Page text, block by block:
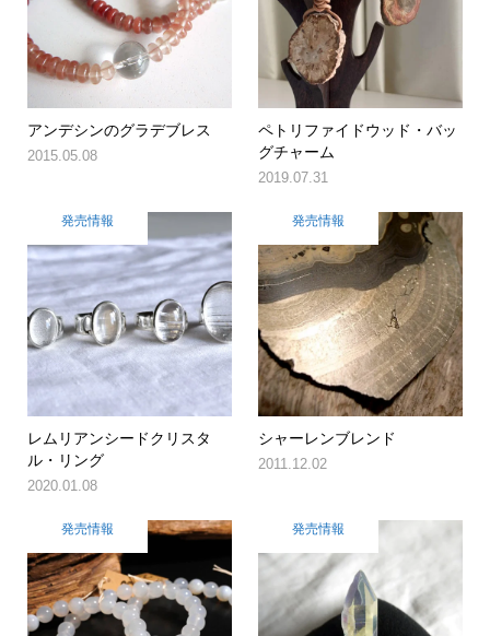
アンデシンのグラデブレス
2015.05.08
ペトリファイドウッド・バッ
グチャーム
2019.07.31
発売情報
レムリアンシードクリスタ
ル・リング
2020.01.08
発売情報
シャーレンブレンド
2011.12.02
発売情報 発売情報